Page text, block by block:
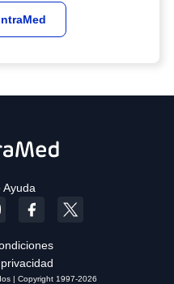
Ayuda
| Copyright 1997-2026